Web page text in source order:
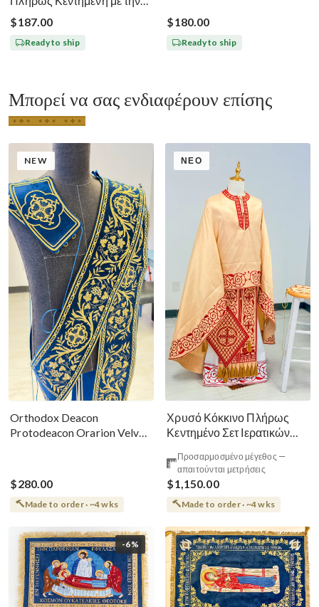
Εικόνα της Θεοτόκου του
Τιχβίν
$187.00
Ready to ship
$180.00
Ready to ship
Μπορεί να σας ενδιαφέρουν επίσης
NEW
Orthodox Deacon
Protodeacon Orarion Velvet
$280.00
Made to order · ~4 wks
ΝΈΟ
Χρυσό Κόκκινο Πλήρως
Κεντημένο Σετ Ιερατικών
Προσαρμοσμένο μέγεθος —
απαιτούνται μετρήσεις
$1,150.00
Made to order · ~4 wks
-6%